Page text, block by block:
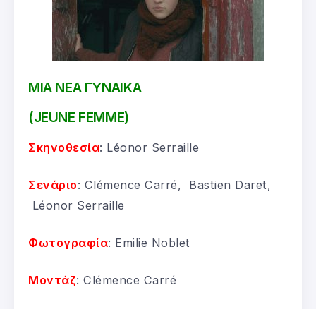
ΜΙΑ ΝΕΑ ΓΥΝΑΙΚΑ
(JEUNE FEMME)
Σκηνοθεσία: Léonor Serraille
Σενάριο: Clémence Carré, Bastien Daret,
Léonor Serraille
Φωτογραφία: Emilie Noblet
Μοντάζ: Clémence Carré